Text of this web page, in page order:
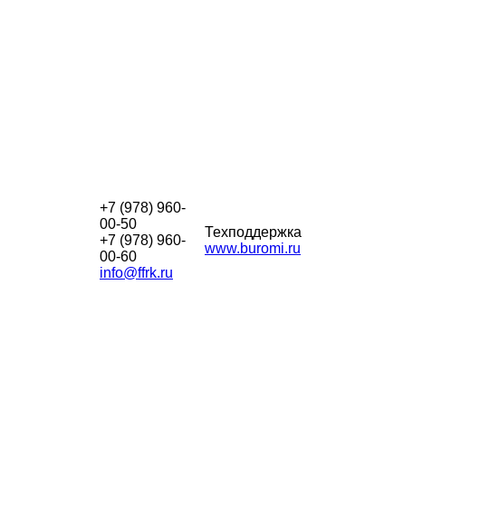
+7 (978) 960-
00-50
+7 (978) 960-
00-60
info@ffrk.ru
Техподдержка
www.buromi.ru